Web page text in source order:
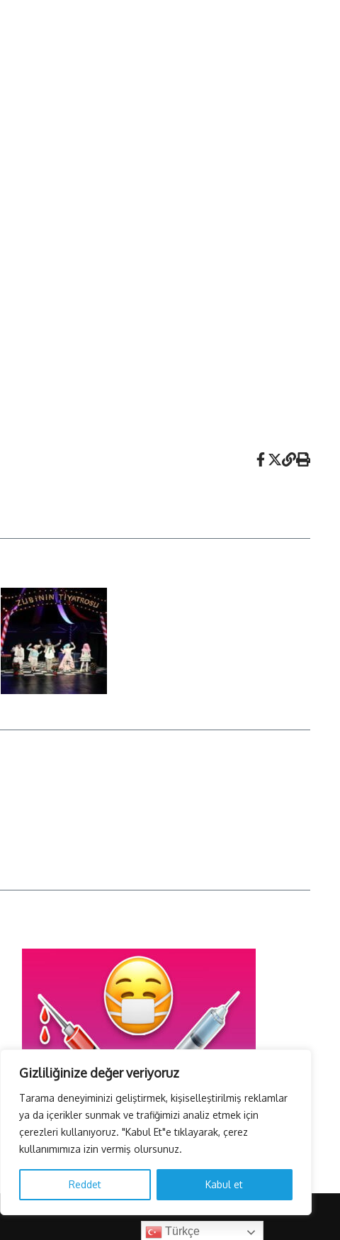
Gizliliğinize değer veriyoruz
Tarama deneyiminizi geliştirmek, kişiselleştirilmiş reklamlar
ya da içerikler sunmak ve trafiğimizi analiz etmek için
çerezleri kullanıyoruz. "Kabul Et"e tıklayarak, çerez
kullanımımıza izin vermiş olursunuz.
Reddet Kabul et
İTO’ya göre, Tüketici Fiyat İndeksi yıllık % 35,20 oldu.
1 Ağustos 2026
Türkçe